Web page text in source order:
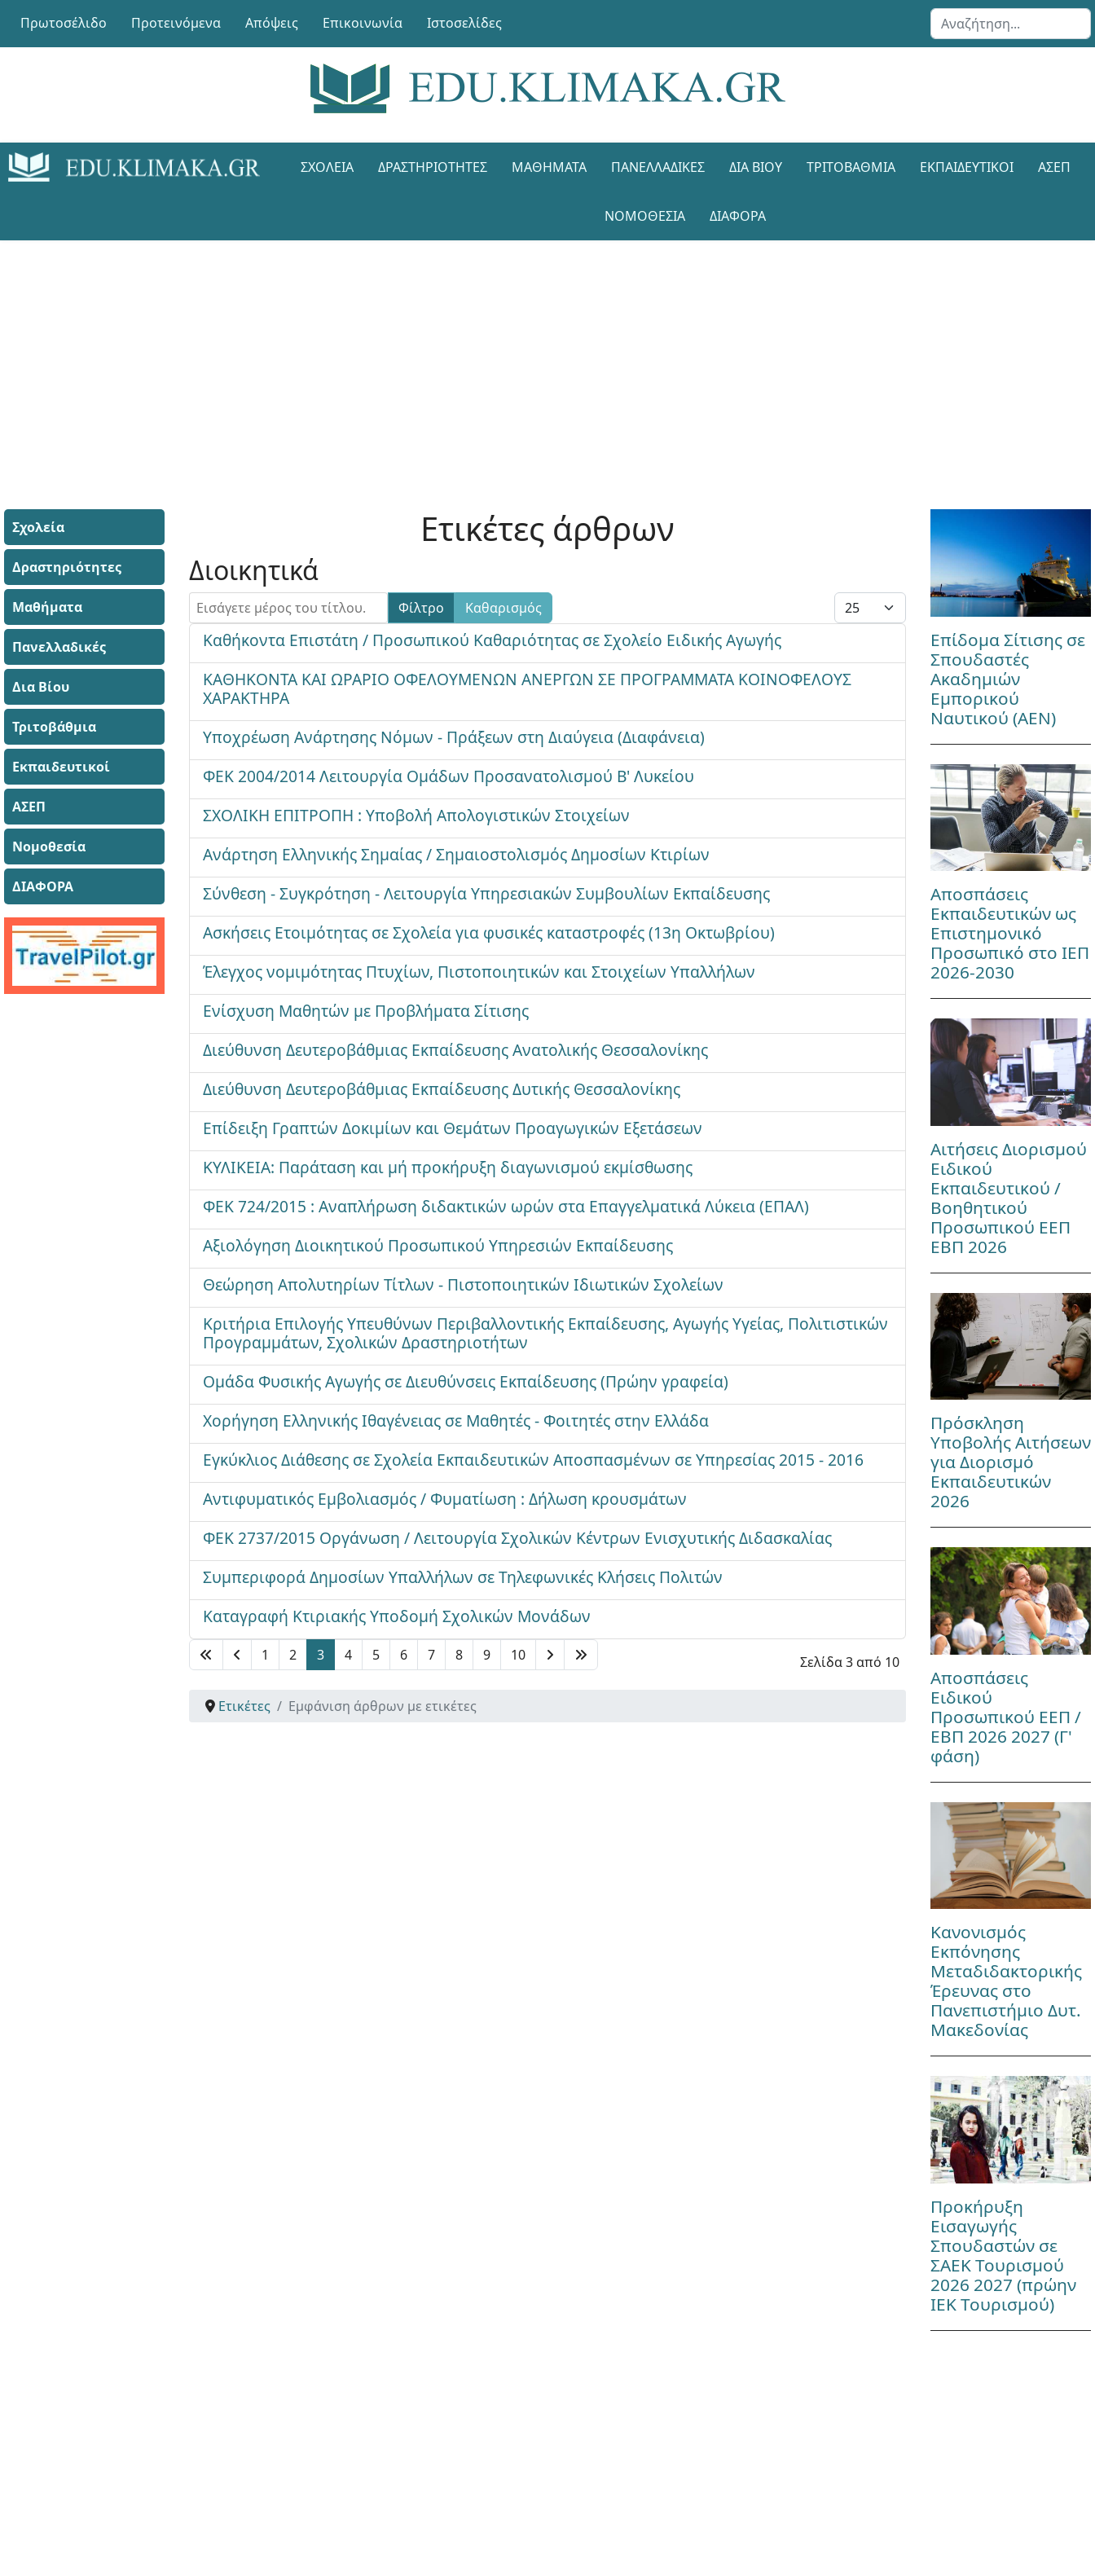
Πρωτοσέλιδο Προτεινόμενα Απόψεις Επικοινωνία Ιστοσελίδες Αναζήτηση...
ΣΧΟΛΕΊΑ ΔΡΑΣΤΗΡΙΌΤΗΤΕΣ ΜΑΘΉΜΑΤΑ ΠΑΝΕΛΛΑΔΙΚΈΣ ΔΙΑ ΒΊΟΥ ΤΡΙΤΟΒΆΘΜΙΑ ΕΚΠΑΙΔΕΥΤΙΚΟΊ ΑΣΕΠ
ΝΟΜΟΘΕΣΊΑ ΔΙΑΦΟΡΑ
Σχολεία
Δραστηριότητες
Μαθήματα
Πανελλαδικές
Δια Βίου
Τριτοβάθμια
Εκπαιδευτικοί
ΑΣΕΠ
Νομοθεσία
ΔΙΑΦΟΡΑ
Ετικέτες άρθρων
Διοικητικά
Εισάγετε μέρος του τίτλου. Φίλτρο Καθαρισμός Εμφάνιση #
Καθήκοντα Επιστάτη / Προσωπικού Καθαριότητας σε Σχολείο Ειδικής Αγωγής
ΚΑΘΗΚΟΝΤΑ ΚΑΙ ΩΡΑΡΙΟ ΟΦΕΛΟΥΜΕΝΩΝ ΑΝΕΡΓΩΝ ΣΕ ΠΡΟΓΡΑΜΜΑΤΑ ΚΟΙΝΟΦΕΛΟΥΣ
ΧΑΡΑΚΤΗΡΑ
Υποχρέωση Ανάρτησης Νόμων - Πράξεων στη Διαύγεια (Διαφάνεια)
ΦΕΚ 2004/2014 Λειτουργία Ομάδων Προσανατολισμού Β' Λυκείου
ΣΧΟΛΙΚΗ ΕΠΙΤΡΟΠΗ : Υποβολή Απολογιστικών Στοιχείων
Ανάρτηση Ελληνικής Σημαίας / Σημαιοστολισμός Δημοσίων Κτιρίων
Σύνθεση - Συγκρότηση - Λειτουργία Υπηρεσιακών Συμβουλίων Εκπαίδευσης
Ασκήσεις Ετοιμότητας σε Σχολεία για φυσικές καταστροφές (13η Οκτωβρίου)
Έλεγχος νομιμότητας Πτυχίων, Πιστοποιητικών και Στοιχείων Υπαλλήλων
Ενίσχυση Μαθητών με Προβλήματα Σίτισης
Διεύθυνση Δευτεροβάθμιας Εκπαίδευσης Ανατολικής Θεσσαλονίκης
Διεύθυνση Δευτεροβάθμιας Εκπαίδευσης Δυτικής Θεσσαλονίκης
Επίδειξη Γραπτών Δοκιμίων και Θεμάτων Προαγωγικών Εξετάσεων
ΚΥΛΙΚΕΙΑ: Παράταση και μή προκήρυξη διαγωνισμού εκμίσθωσης
ΦΕΚ 724/2015 : Αναπλήρωση διδακτικών ωρών στα Επαγγελματικά Λύκεια (ΕΠΑΛ)
Αξιολόγηση Διοικητικού Προσωπικού Υπηρεσιών Εκπαίδευσης
Θεώρηση Απολυτηρίων Τίτλων - Πιστοποιητικών Ιδιωτικών Σχολείων
Κριτήρια Επιλογής Υπευθύνων Περιβαλλοντικής Εκπαίδευσης, Αγωγής Υγείας, Πολιτιστικών
Προγραμμάτων, Σχολικών Δραστηριοτήτων
Ομάδα Φυσικής Αγωγής σε Διευθύνσεις Εκπαίδευσης (Πρώην γραφεία)
Χορήγηση Ελληνικής Ιθαγένειας σε Μαθητές - Φοιτητές στην Ελλάδα
Εγκύκλιος Διάθεσης σε Σχολεία Εκπαιδευτικών Αποσπασμένων σε Υπηρεσίας 2015 - 2016
Αντιφυματικός Εμβολιασμός / Φυματίωση : Δήλωση κρουσμάτων
ΦΕΚ 2737/2015 Οργάνωση / Λειτουργία Σχολικών Κέντρων Ενισχυτικής Διδασκαλίας
Συμπεριφορά Δημοσίων Υπαλλήλων σε Τηλεφωνικές Κλήσεις Πολιτών
Καταγραφή Κτιριακής Υποδομή Σχολικών Μονάδων
Σελίδα 3 από 10
1 2 3 4 5 6 7 8 9 10
Ετικέτες Εμφάνιση άρθρων με ετικέτες
Επίδομα Σίτισης σε
Σπουδαστές
Ακαδημιών
Εμπορικού
Ναυτικού (ΑΕΝ)
Αποσπάσεις
Εκπαιδευτικών ως
Επιστημονικό
Προσωπικό στο ΙΕΠ
2026-2030
Αιτήσεις Διορισμού
Ειδικού
Εκπαιδευτικού /
Βοηθητικού
Προσωπικού ΕΕΠ
ΕΒΠ 2026
Πρόσκληση
Υποβολής Αιτήσεων
για Διορισμό
Εκπαιδευτικών
2026
Αποσπάσεις
Ειδικού
Προσωπικού ΕΕΠ /
ΕΒΠ 2026 2027 (Γ'
φάση)
Κανονισμός
Εκπόνησης
Μεταδιδακτορικής
Έρευνας στο
Πανεπιστήμιο Δυτ.
Μακεδονίας
Προκήρυξη
Εισαγωγής
Σπουδαστών σε
ΣΑΕΚ Τουρισμού
2026 2027 (πρώην
ΙΕΚ Τουρισμού)